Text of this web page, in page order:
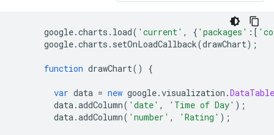
google.charts . load( 'current' , { 'packages' :[
google.charts . setOnLoadCallback(drawChart);
function drawChart() {
var data = new google.visualization .DataTable
data.addColumn( 'date' , 'Time of Day' );
data.addColumn( 'number' , 'Rating' );